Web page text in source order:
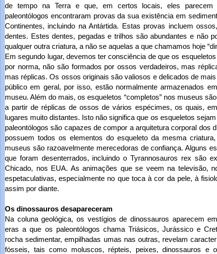
de tempo na Terra e que, em certos locais, eles
paleontólogos encontraram provas da sua existência em
Continentes, incluindo na Antártida. Estas provas incluem
dentes. Estes dentes, pegadas e trilhos são abundantes e não
qualquer outra criatura, a não se aquelas a que chamamos hoje
Em segundo lugar, devemos ter consciência de que os
por norma, não são formados por ossos verdadeiros, mas
mas réplicas. Os ossos originais são valiosos e delicados de
público em geral, por isso, estão normalmente armazenados
museu. Além do mais, os esqueletos “completos” nos museus
a partir de réplicas de ossos de vários espécimes, os quais,
lugares muito distantes. Isto não significa que os esqueletos
paleontólogos são capazes de compor a arquitetura corporal dos
possuem todos os elementos do esqueleto da mesma
museus são razoavelmente merecedoras de confiança. Alguns
que foram desenterrados, incluindo o Tyrannosauros rex são
Chicado, nos EUA. As animações que se veem na televisão,
espetaculativas, especialmente no que toca à cor da pele, à
assim por diante.
Os dinossauros desapareceram
Na coluna geológica, os vestígios de dinossauros aparecem
eras a que os paleontólogos chama Triásicos, Jurássico e
rocha sedimentar, empilhadas umas nas outras, revelam
fósseis, tais como moluscos, répteis, peixes, dinossauros e